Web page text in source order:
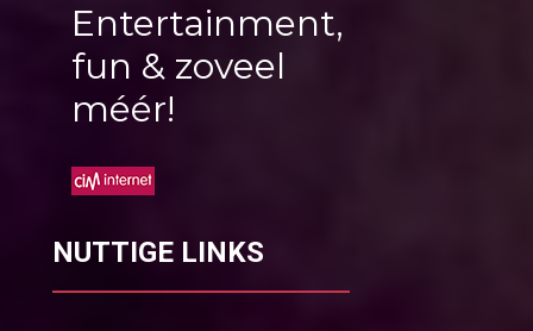
Entertainment,
fun & zoveel
méér!
NUTTIGE LINKS